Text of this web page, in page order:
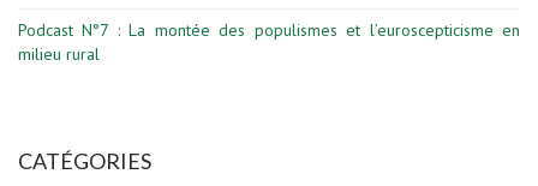
Podcast N°7 : La montée des populismes et l’euroscepticisme en
milieu rural
CATÉGORIES